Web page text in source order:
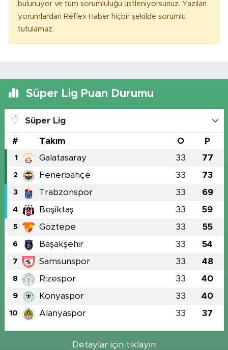
bulunuyor ve tüm sorumluluğu üstleniyorsunuz. Yazılan
yorumlardan Reflex Haber hiçbir şekilde sorumlu
tutulamaz.
Süper Lig Puan Durumu
Süper Lig
# Takım O P
1 Galatasaray 33 77
2 Fenerbahçe 33 73
3 Trabzonspor 33 69
4 Beşiktaş 33 59
5 Göztepe 33 55
6 Başakşehir 33 54
7 Samsunspor 33 48
8 Rizespor 33 40
9 Konyaspor 33 40
10 Alanyaspor 33 37
Detaylar için tıklayın